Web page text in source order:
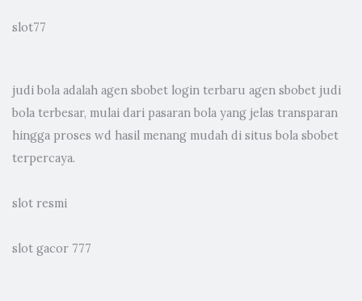
slot77
judi bola adalah agen sbobet login terbaru agen sbobet judi
bola terbesar, mulai dari pasaran bola yang jelas transparan
hingga proses wd hasil menang mudah di situs bola sbobet
terpercaya.
slot resmi
slot gacor 777